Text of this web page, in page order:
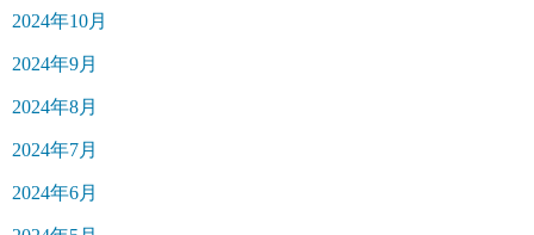
2024年10月
2024年9月
2024年8月
2024年7月
2024年6月